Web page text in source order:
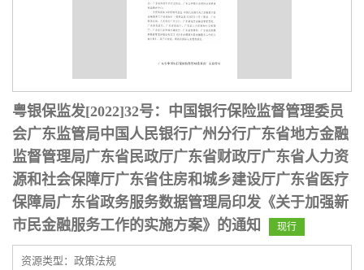
粤银保监发[2022]32号：中国银行保险监督管理委员
会广东监管局中国人民银行广州分行广东省地方金融
监督管理局广东省民政厅广东省财政厅广东省人力资
源和社会保障厅广东省住房和城乡建设厅广东省医疗
保障局广东省政务服务数据管理局印发《关于加强新
市民金融服务工作的实施方案》的通知
现行
资源类型：政策法规